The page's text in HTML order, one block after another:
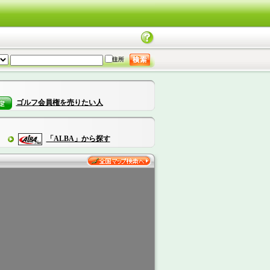
ゴルフ会員権を売りたい人
「ALBA」から探す